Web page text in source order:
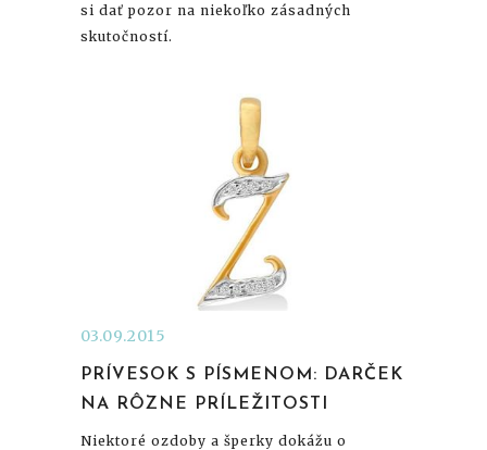
si dať pozor na niekoľko zásadných
skutočností.
03.09.2015
PRÍVESOK S PÍSMENOM: DARČEK
NA RÔZNE PRÍLEŽITOSTI
Niektoré ozdoby a šperky dokážu o